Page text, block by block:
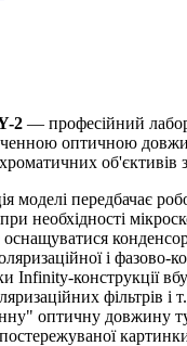
2 — професійний
оптичною
об'єктивів
моделі передбачає
необхідності
і фазово-
Infinity-конструкції
фільтрів і
оптичну довжину